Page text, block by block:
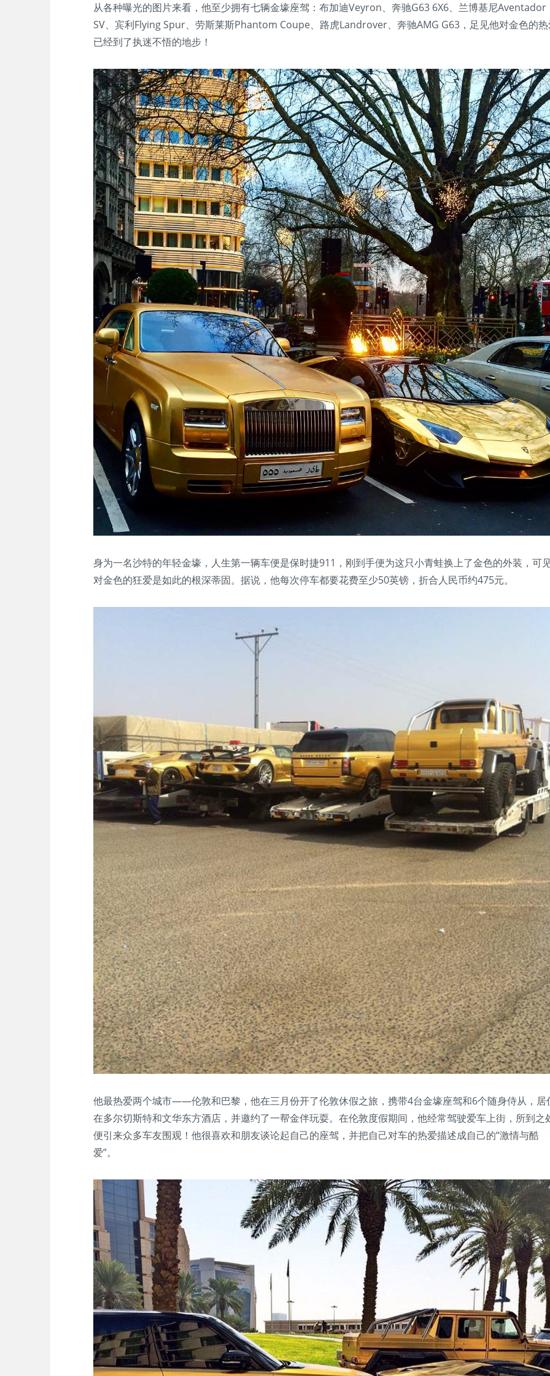
从各种曝光的图片来看，他至少拥有七辆金壕座驾：布加迪Veyron、奔驰G63 6X6、兰博基尼Aventador
SV、宾利Flying Spur、劳斯莱斯Phantom Coupe、路虎Landrover、奔驰AMG G63，足见他对金色的
已经到了执迷不悟的地步！
身为一名沙特的年轻金壕，人生第一辆车便是保时捷911，刚到手便为这只小青蛙换上了金色的外装，可
对金色的狂爱是如此的根深蒂固。据说，他每次停车都要花费至少50英镑，折合人民币约475元。
他最热爱两个城市——伦敦和巴黎，他在三月份开了伦敦休假之旅，携带4台金壕座驾和6个随身侍从，居
在多尔切斯特和文华东方酒店，并邀约了一帮金伴玩耍。在伦敦度假期间，他经常驾驶爱车上街，所到之
便引来众多车友围观！他很喜欢和朋友谈论起自己的座驾，并把自己对车的热爱描述成自己的“激情与酷
爱”。